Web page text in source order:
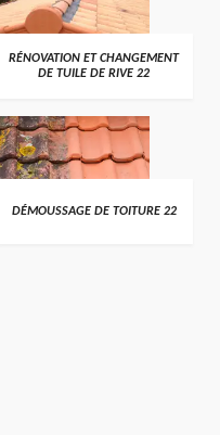
RÉNOVATION ET CHANGEMENT
DE TUILE DE RIVE 22
DÉMOUSSAGE DE TOITURE 22